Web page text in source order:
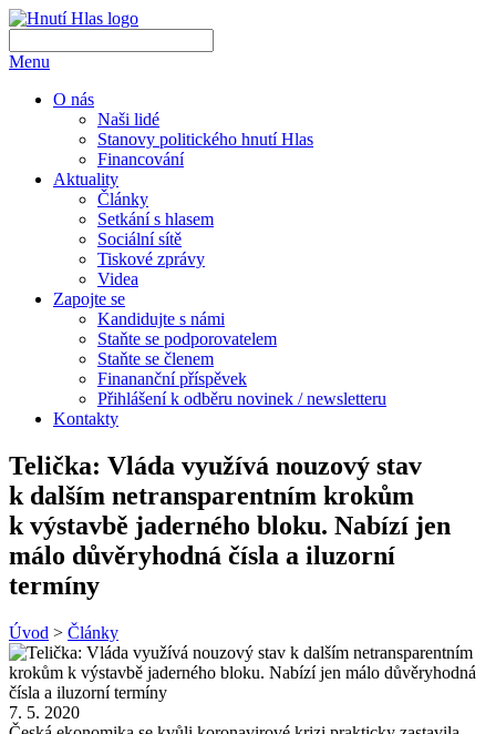
Menu
O nás
Naši lidé
Stanovy politického hnutí Hlas
Financování
Aktuality
Články
Setkání s hlasem
Sociální sítě
Tiskové zprávy
Videa
Zapojte se
Kandidujte s námi
Staňte se podporovatelem
Staňte se členem
Finananční příspěvek
Přihlášení k odběru novinek / newsletteru
Kontakty
Telička: Vláda využívá nouzový stav
k dalším netransparentním krokům
k výstavbě jaderného bloku. Nabízí jen
málo důvěryhodná čísla a iluzorní
termíny
Úvod > Články
7. 5. 2020